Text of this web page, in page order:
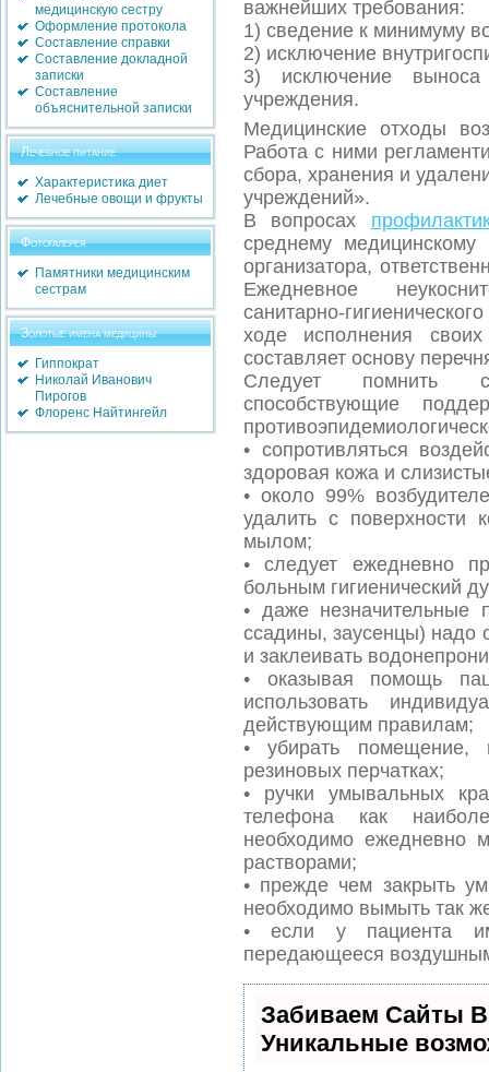
медицинскую сестру
Оформление протокола
Составление справки
Составление докладной
записки
Составление
объяснительной записки
Лечебное питание
Характеристика диет
Лечебные овощи и фрукты
Фотогалерея
Памятники медицинским
сестрам
Золотые имена медицины
Гиппократ
Николай Иванович
Пирогов
Флоренс Найтингейл
важнейших требования:
1) сведение к минимуму
2) исключение
3) исключение
учреждения.
Медицинские отходы
Работа с ними
сбора, хранения и
учреждений».
В вопросах
среднему медицинскому
организатора,
Ежедневное
санитарно-
ходе исполнения
составляет основу
Следует помнить
способствующие
• сопротивляться
здоровая кожа и
• около 99%
удалить с
мылом;
• следует ежедневно
больным гигиенический
• даже незначительные
ссадины, заусенцы) надо
и заклеивать
• оказывая помощь
использовать
действующим правилам;
• убирать помещение,
резиновых перчатках;
• ручки умывальных
телефона как
необходимо ежедневно
растворами;
• прежде чем закрыть
необходимо вымыть так
• если у пациента
передающееся
Забиваем Сайты
Уникальные